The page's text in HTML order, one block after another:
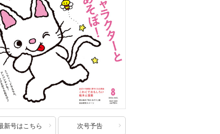
新号はこちら 次号予告